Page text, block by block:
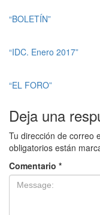
“BOLETÍN”
“IDC. Enero 2017”
“EL FORO”
Deja una
Tu dirección de correo
obligatorios están
Comentario *